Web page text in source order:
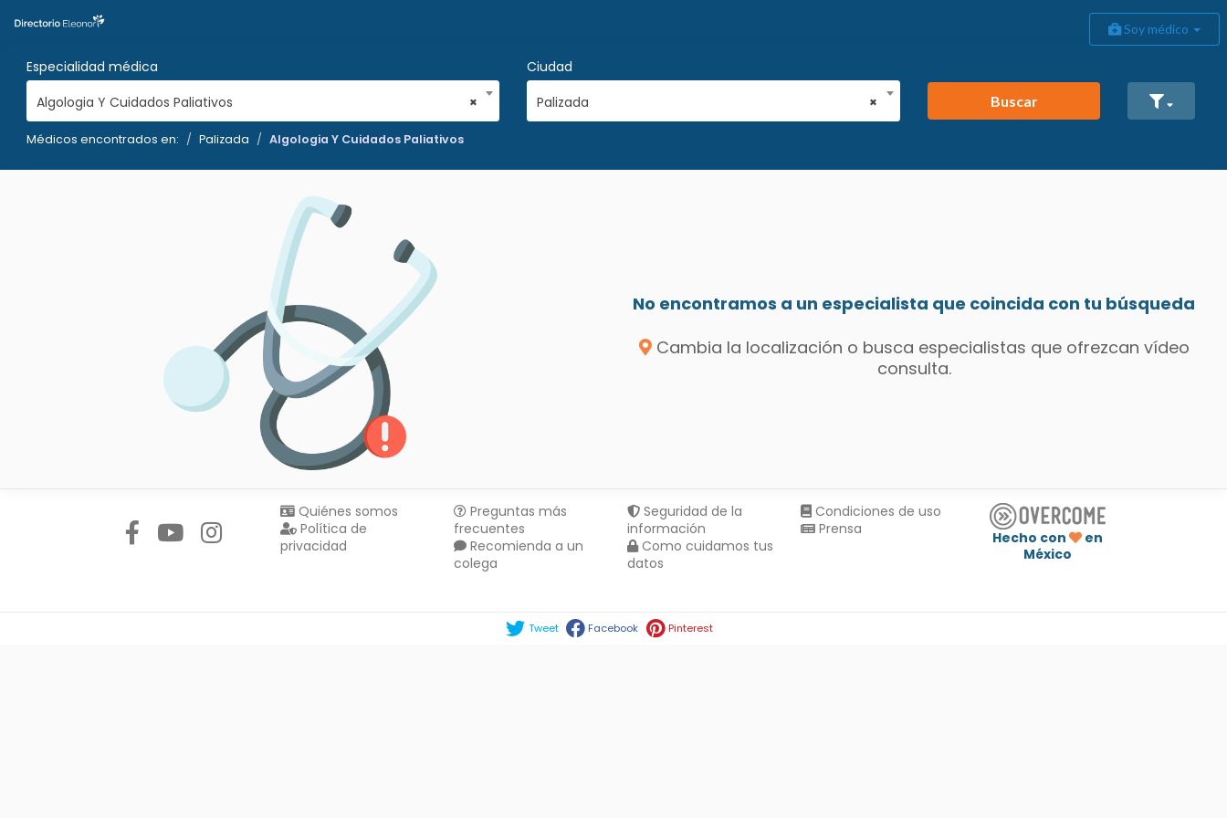
Soy médico
Especialidad médica
×
Algologia Y Cuidados Paliativos
Ciudad
×
Palizada Buscar
Médicos encontrados en: Palizada Algologia Y Cuidados Paliativos
No encontramos a un especialista que coincida con tu búsqueda
Cambia la localización o busca especialistas que ofrezcan vídeo
consulta.
Quiénes somos
Política de
privacidad
Preguntas más
frecuentes
Recomienda a un
colega
Seguridad de la
información
Como cuidamos tus
datos
Condiciones de uso
Prensa
Hecho con
en
México
Tweet Facebook Pinterest